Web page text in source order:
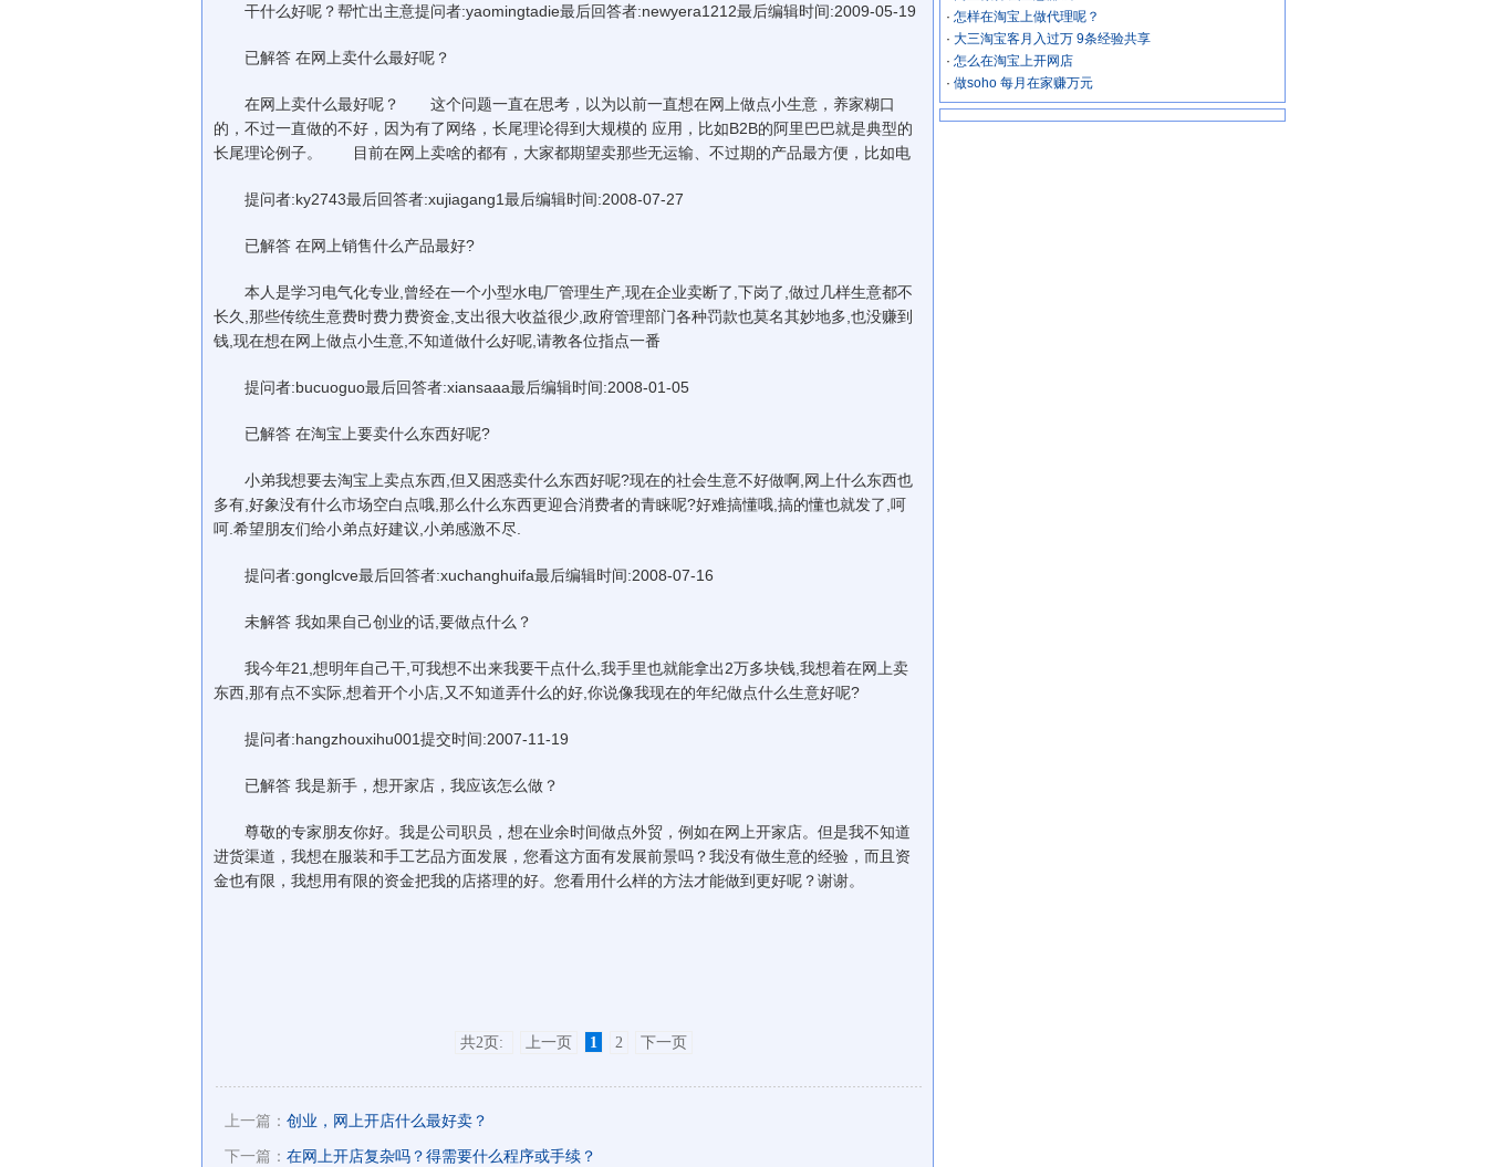
干什么好呢？帮忙出主意提问者:yaomingtadie最后回答者:newyera1212最后编辑时间:2009-05-19
已解答 在网上卖什么最好呢？
在网上卖什么最好呢？ 这个问题一直在思考，以为以前一直想在网上做点小生意，养家糊口
的，不过一直做的不好，因为有了网络，长尾理论得到大规模的 应用，比如B2B的阿里巴巴就是典型的
长尾理论例子。 目前在网上卖啥的都有，大家都期望卖那些无运输、不过期的产品最方便，比如电
提问者:ky2743最后回答者:xujiagang1最后编辑时间:2008-07-27
已解答 在网上销售什么产品最好?
本人是学习电气化专业,曾经在一个小型水电厂管理生产,现在企业卖断了,下岗了,做过几样生意都不
长久,那些传统生意费时费力费资金,支出很大收益很少,政府管理部门各种罚款也莫名其妙地多,也没赚到
钱,现在想在网上做点小生意,不知道做什么好呢,请教各位指点一番
提问者:bucuoguo最后回答者:xiansaaa最后编辑时间:2008-01-05
已解答 在淘宝上要卖什么东西好呢?
小弟我想要去淘宝上卖点东西,但又困惑卖什么东西好呢?现在的社会生意不好做啊,网上什么东西也
多有,好象没有什么市场空白点哦,那么什么东西更迎合消费者的青睐呢?好难搞懂哦,搞的懂也就发了,呵
呵.希望朋友们给小弟点好建议,小弟感激不尽.
提问者:gonglcve最后回答者:xuchanghuifa最后编辑时间:2008-07-16
未解答 我如果自己创业的话,要做点什么？
我今年21,想明年自己干,可我想不出来我要干点什么,我手里也就能拿出2万多块钱,我想着在网上卖
东西,那有点不实际,想着开个小店,又不知道弄什么的好,你说像我现在的年纪做点什么生意好呢?
提问者:hangzhouxihu001提交时间:2007-11-19
已解答 我是新手，想开家店，我应该怎么做？
尊敬的专家朋友你好。我是公司职员，想在业余时间做点外贸，例如在网上开家店。但是我不知道
进货渠道，我想在服装和手工艺品方面发展，您看这方面有发展前景吗？我没有做生意的经验，而且资
金也有限，我想用有限的资金把我的店搭理的好。您看用什么样的方法才能做到更好呢？谢谢。
共2页: 上一页 1 2 下一页
上一篇： 创业，网上开店什么最好卖？
下一篇： 在网上开店复杂吗？得需要什么程序或手续？
· 怎样在淘宝上做代理呢？
· 大三淘宝客月入过万 9条经验共享
· 怎么在淘宝上开网店
· 做soho 每月在家赚万元